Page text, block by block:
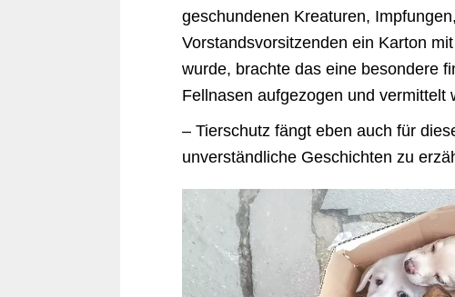
geschundenen Kreaturen,
Vorstandsvorsitzenden ein Karton
wurde, brachte das eine besondere
Fellnasen aufgezogen und vermittelt
– Tierschutz fängt eben auch für
unverständliche Geschichten zu